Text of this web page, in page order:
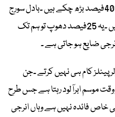
اس وقت ماضی کے مقابلے میں 400فیصد بڑھ چکے ہیں ۔بادل سورج
کی ریڈیشن 25فیصد روک لیتے ہیں ۔یہ 25فیصد دھوپ تو ہم تک
ضایع ہو جاتی ہے ۔
کام ہی نہیں کرتے ۔جن
وقت موسم ابرآلود رہتا ہے جس طرح
خاص فائدہ نہیں ہے وہاں انرجی